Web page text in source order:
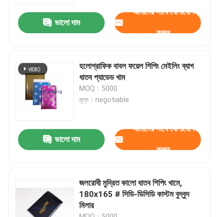
আমাদের সম্পর্কে
মান নিয়ন্ত্রণ
খবর
বুদ্বুদ মেইলিং ব্যাগ
ভালো দাম
আমাদের সাথে যোগাযোগ
করুন
হলোগ্রাফিক বাবল ফয়েল শিপিং মেইলিং ব্যাগ
ধাতব প্যাডেড খাম
MOQ：5000
মূল্য：negotiable
ভালো দাম
আমাদের সাথে যোগাযোগ
করুন
জলরোধী মুদ্রিত কালো ধাতব শিপিং খামে,
180x165 # সিডি-ডিসিডি কাস্টম বুদ্বুদ
মিলার